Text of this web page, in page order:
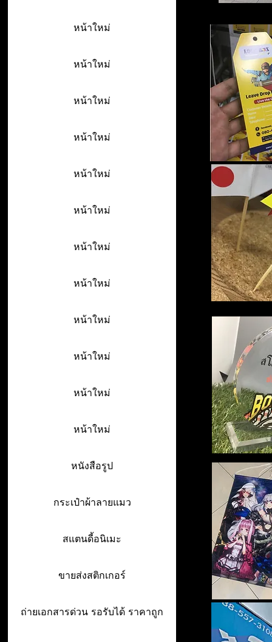
หน้าใหม่
หน้าใหม่
หน้าใหม่
หน้าใหม่
หน้าใหม่
หน้าใหม่
หน้าใหม่
หน้าใหม่
หน้าใหม่
หน้าใหม่
หน้าใหม่
หน้าใหม่
หนังสือรูป
กระเป๋าผ้าลายแมว
สแตนดี้อนิเมะ
ขายส่งสติกเกอร์
ถ่ายเอกสารด่วน รอรับได้ ราคาถูก